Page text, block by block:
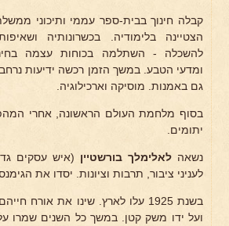
קבלה חינוך בבית-ספר עממי ותיכוני
הצטיינה בלימודיה. בכשרונותיה
להשכלה - השתלמה בכוחות עצמה
ומדעי הטבע. במשך הזמן רכשה ידיעות
גם באמנות. מוסיקה וארכילוגיה.
בסוף מלחמת העולם הראשונה, אחרי
יתומים.
נשאה לאלימלך בורשטיין (איש עסקים
לעניני ציבור, תרבות וציונות. יסדו את
בשנת 1925 עלו לארץ. שינו את
ועל ידו משק קטן. במשך כל השנים שמרו